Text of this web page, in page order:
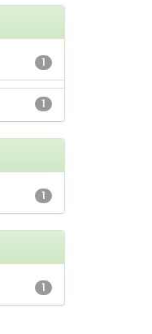
1
1
1
1